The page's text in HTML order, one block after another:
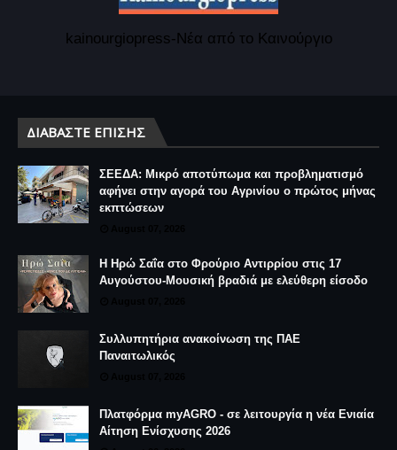
kainourgiopress-Νέα από το Καινούργιο
ΔΙΑΒΆΣΤΕ ΕΠΊΣΗΣ
ΣΕΕΔΑ: Μικρό αποτύπωμα και προβληματισμό
αφήνει στην αγορά του Αγρινίου ο πρώτος μήνας
εκπτώσεων
Η Ηρώ Σαΐα στο Φρούριο Αντιρρίου στις 17
Αυγούστου-Μουσική βραδιά με ελεύθερη είσοδο
Συλλυπητήρια ανακοίνωση της ΠΑΕ
Παναιτωλικός
Πλατφόρμα myAGRO - σε λειτουργία η νέα Ενιαία
Αίτηση Ενίσχυσης 2026